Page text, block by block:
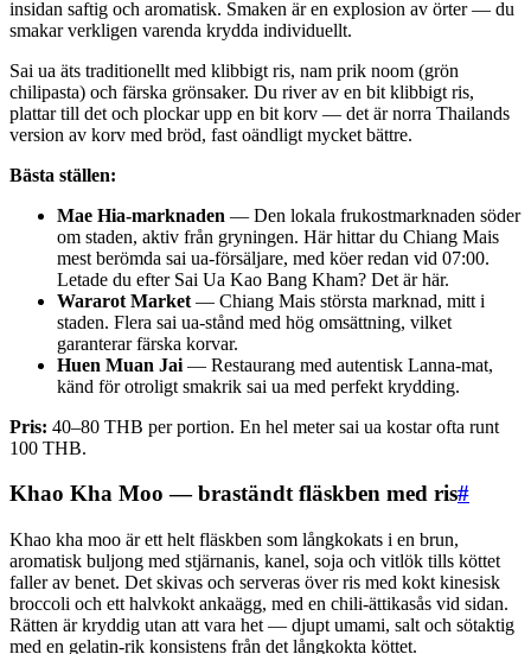
insidan saftig och aromatisk. Smaken är en explosion av örter — du
smakar verkligen varenda krydda individuellt.
Sai ua äts traditionellt med klibbigt ris, nam prik noom (grön
chilipasta) och färska grönsaker. Du river av en bit klibbigt ris,
plattar till det och plockar upp en bit korv — det är norra Thailands
version av korv med bröd, fast oändligt mycket bättre.
Bästa ställen:
Mae Hia-marknaden — Den lokala frukostmarknaden söder
om staden, aktiv från gryningen. Här hittar du Chiang Mais
mest berömda sai ua-försäljare, med köer redan vid 07:00.
Letade du efter Sai Ua Kao Bang Kham? Det är här.
Wararot Market — Chiang Mais största marknad, mitt i
staden. Flera sai ua-stånd med hög omsättning, vilket
garanterar färska korvar.
Huen Muan Jai — Restaurang med autentisk Lanna-mat,
känd för otroligt smakrik sai ua med perfekt krydding.
Pris: 40–80 THB per portion. En hel meter sai ua kostar ofta runt
100 THB.
Khao Kha Moo — braständt fläskben med ris#
Khao kha moo är ett helt fläskben som långkokats i en brun,
aromatisk buljong med stjärnanis, kanel, soja och vitlök tills köttet
faller av benet. Det skivas och serveras över ris med kokt kinesisk
broccoli och ett halvkokt ankaägg, med en chili-ättikasås vid sidan.
Rätten är kryddig utan att vara het — djupt umami, salt och sötaktig
med en gelatin-rik konsistens från det långkokta köttet.